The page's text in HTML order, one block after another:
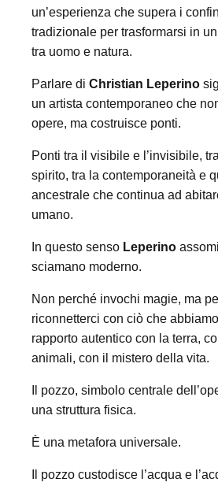
un’esperienza che supera i
tradizionale per trasformarsi in
tra uomo e natura.
Parlare di Christian Leperino
un artista contemporaneo che
opere, ma costruisce ponti.
Ponti tra il visibile e l’invisibile,
spirito, tra la contemporaneità e
ancestrale che continua ad
umano.
In questo senso Leperino
sciamano moderno.
Non perché invochi magie, ma
riconnetterci con ciò che
rapporto autentico con la terra,
animali, con il mistero della vita.
Il pozzo, simbolo centrale
una struttura fisica.
È una metafora universale.
Il pozzo custodisce l’acqua e